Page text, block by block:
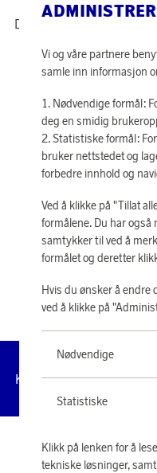
Det er ingen produkter å
Vi og våre partnere
samle inn informasjon
Nødvendige formål:
deg en smidig
Statistiske formål:
bruker nettstedet og
forbedre innhold og
Ved å klikke på "Tillat
formålene. Du har
samtykker til ved å
formålet og deretter
Hvis du ønsker å
ved å klikke på
Nødvendige
Statistiske
Klikk på lenken for å
tekniske løsninger,
Kundeservice Vilkår
© 2026 Scandinavian
902001-